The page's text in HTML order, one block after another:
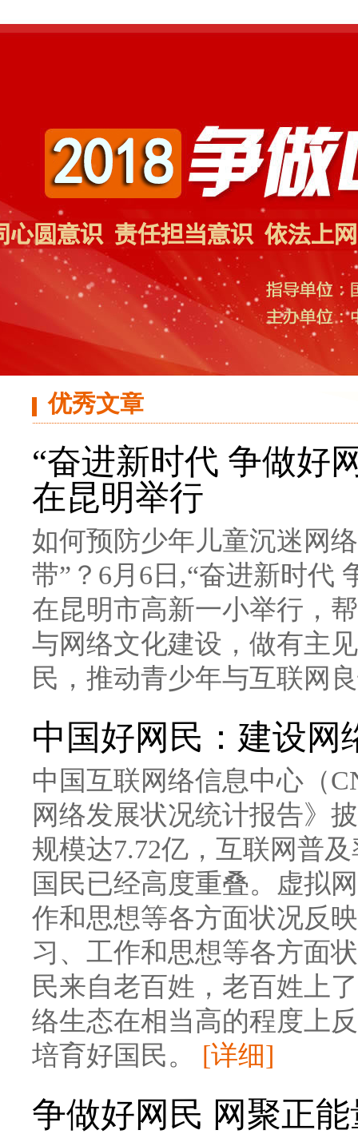
优秀文章
“奋进新时代 争做好
在昆明举行
如何预防少年儿童沉迷网
带”？6月6日,“奋进新时代
在昆明市高新一小举行，
与网络文化建设，做有主
民，推动青少年与互联网
中国好网民：建设网
中国互联网络信息中心（
网络发展状况统计报告》
规模达7.72亿，互联网普
国民已经高度重叠。虚拟
作和思想等各方面状况反
习、工作和思想等各方面
民来自老百姓，老百姓上
络生态在相当高的程度上
培育好国民。 [详细]
争做好网民 网聚正能